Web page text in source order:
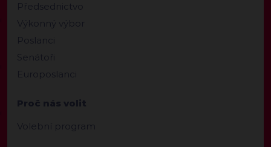
Předsednictvo
Výkonný výbor
Poslanci
Senátoři
Europoslanci
Proč nás volit
Volební program